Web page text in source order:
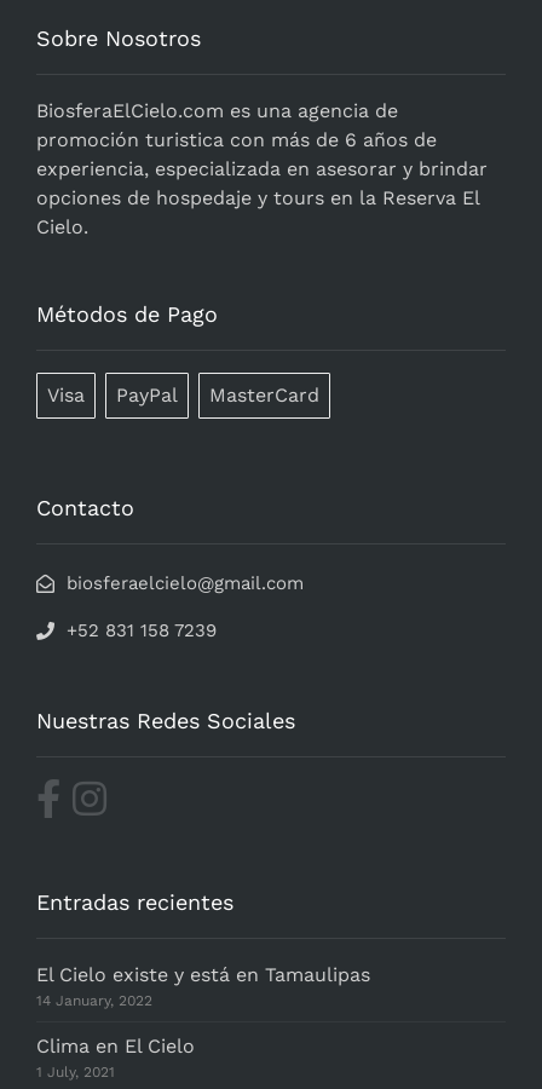
Sobre Nosotros
BiosferaElCielo.com es una agencia de
promoción turistica con más de 6 años de
experiencia, especializada en asesorar y brindar
opciones de hospedaje y tours en la Reserva El
Cielo.
Métodos de Pago
Visa PayPal MasterCard
Contacto
biosferaelcielo@gmail.com
+52 831 158 7239
Nuestras Redes Sociales
Entradas recientes
El Cielo existe y está en Tamaulipas
14 January, 2022
Clima en El Cielo
1 July, 2021